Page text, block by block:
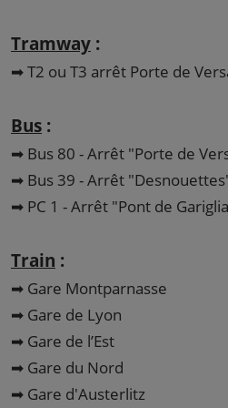
Tramway :
➡ T2 ou T3 arrêt Porte de
Bus :
➡ Bus 80 - Arrêt "Porte de
➡ Bus 39 - Arrêt
➡ PC 1 - Arrêt "Pont de
Train :
➡ Gare Montparnasse
➡ Gare de Lyon
➡ Gare de l’Est
➡ Gare du Nord
➡ Gare d'Austerlitz